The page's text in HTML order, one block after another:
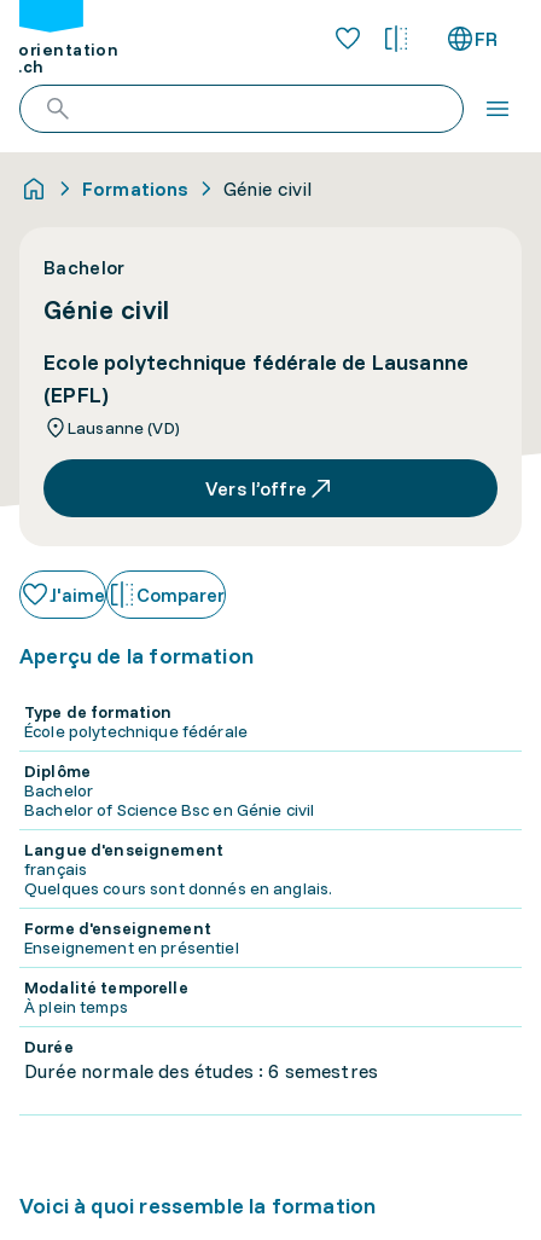
orientation
.ch
FR
Formations Génie civil
Bachelor
Génie civil
Ecole polytechnique fédérale de Lausanne
(EPFL)
Lausanne (VD)
Vers l’offre
J'aime Comparer
Aperçu de la formation
Type de formation
École polytechnique fédérale
Diplôme
Bachelor
Bachelor of Science Bsc en Génie civil
Langue d'enseignement
français
Quelques cours sont donnés en anglais.
Forme d'enseignement
Enseignement en présentiel
Modalité temporelle
À plein temps
Durée
Durée normale des études : 6 semestres
Voici à quoi ressemble la formation